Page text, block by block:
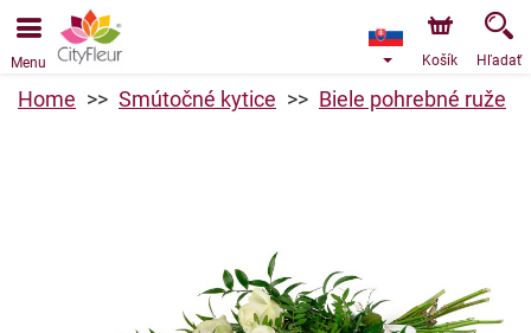
Objednávky prijímame prostredníctvom nášho e-shopu.
Najskorší možný termín doručenia je od 10.8.2026 z
Menu Košík Hľadať
Home Smútočné kytice Biele pohrebné ruže